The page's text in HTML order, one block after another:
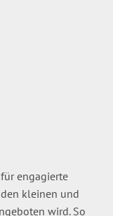
engagierte
kleinen und
wird. So